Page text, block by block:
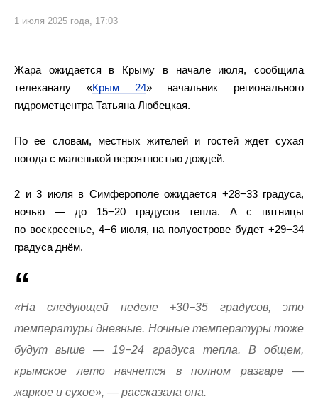
1 июля 2025 года, 17:03
Жара ожидается в Крыму в начале июля, сообщила
телеканалу «Крым 24» начальник регионального
гидрометцентра Татьяна Любецкая.
По ее словам, местных жителей и гостей ждет сухая
погода с маленькой вероятностью дождей.
2 и 3 июля в Симферополе ожидается +28−33 градуса,
ночью — до 15−20 градусов тепла. А с пятницы
по воскресенье, 4−6 июля, на полуострове будет +29−34
градуса днём.
«На следующей неделе +30−35 градусов, это
температуры дневные. Ночные температуры тоже
будут выше — 19−24 градуса тепла. В общем,
крымское лето начнется в полном разгаре —
жаркое и сухое», — рассказала она.